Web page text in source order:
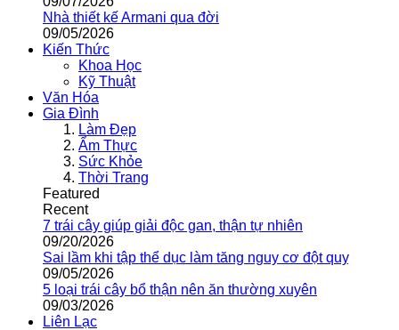
Nhà thiết kế Armani qua đời
09/05/2026
Kiến Thức
Khoa Học
Kỹ Thuật
Văn Hóa
Gia Đình
Làm Đẹp
Ẩm Thực
Sức Khỏe
Thời Trang
Featured
Recent
7 trái cây giúp giải độc gan, thận tự nhiên
09/20/2026
Sai lầm khi tập thể dục làm tăng nguy cơ đột quỵ
09/05/2026
5 loại trái cây bổ thận nên ăn thường xuyên
09/03/2026
Liên Lạc